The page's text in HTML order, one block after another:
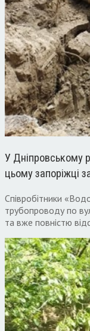
У Дніпровському
цьому запоріжці
Співробітники
трубопроводу по
та вже повністю